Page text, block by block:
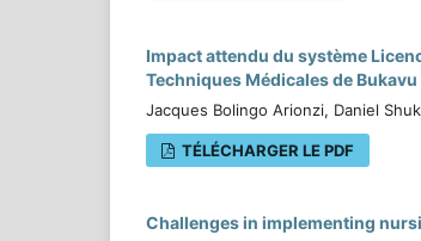
Impact attendu du système
Techniques Médicales de Bukavu
Jacques Bolingo Arionzi, Daniel
TÉLÉCHARGER LE PDF
Challenges in implementing